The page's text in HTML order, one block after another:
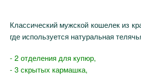
Классический мужской кошелек из
где используется натуральная
- 2 отделения для купюр,
- 3 скрытых кармашка,